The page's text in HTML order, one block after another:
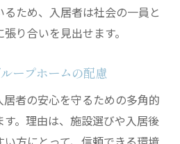
ため、入居者は社会の一員と
り合いを見出せます。
ープホームの配慮
者の安心を守るための多角的
。理由は、施設選びや入居後